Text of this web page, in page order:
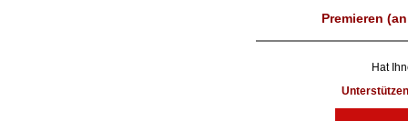
Premieren
Hat